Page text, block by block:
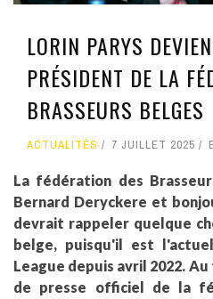
LORIN PARYS
PRÉSIDENT DE LA
BRASSEURS BELGES
ACTUALITÉS 7 JUILLET 2025
La fédération des
Bernard Deryckere et
devrait rappeler quelque
belge, puisqu'il est
League depuis avril 2022.
de presse officiel de la